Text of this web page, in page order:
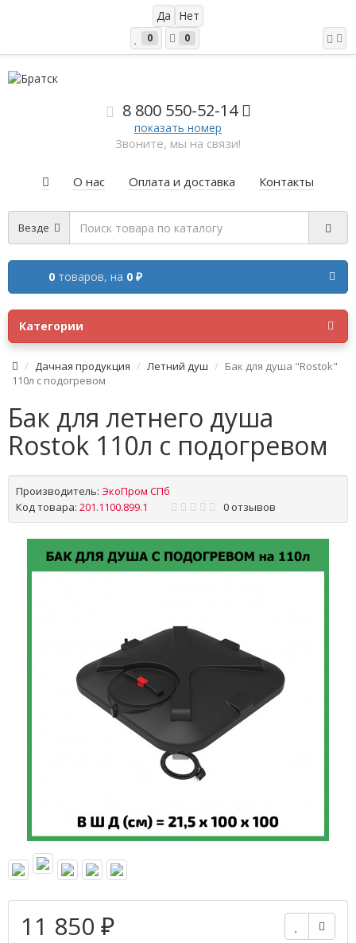
0 0
8 800 550-52-14
показать номер
Звоните, мы на связи!
О нас Оплата и доставка Контакты
Везде
0 товаров, на 0 ₽
Категории
Дачная продукция Летний душ
Бак для душа "Rostok"
110л с подогревом
Бак для летнего душа
Rostok 110л с подогревом
Производитель: ЭкоПром СПб
Код товара: 201.1100.899.1 0 отзывов
11 850 ₽